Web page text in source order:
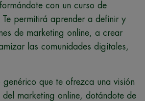
con un curso de
permitirá aprender a definir y
de marketing online, a crear
las comunidades digitales,
genérico que te ofrezca una visión
marketing online, dotándote de